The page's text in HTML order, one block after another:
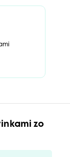
zo